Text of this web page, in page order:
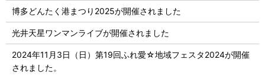
博多どんたく港まつり2025が開催されました
光井天星ワンマンライブが開催されました
2024年11月3日（日）第19回ふれ愛☆地域フェスタ2024が開催
されました。